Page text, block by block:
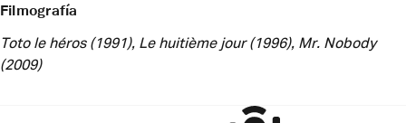
Filmografía
Toto le héros (1991), Le huitième jour (1996), Mr. Nobody
(2009)